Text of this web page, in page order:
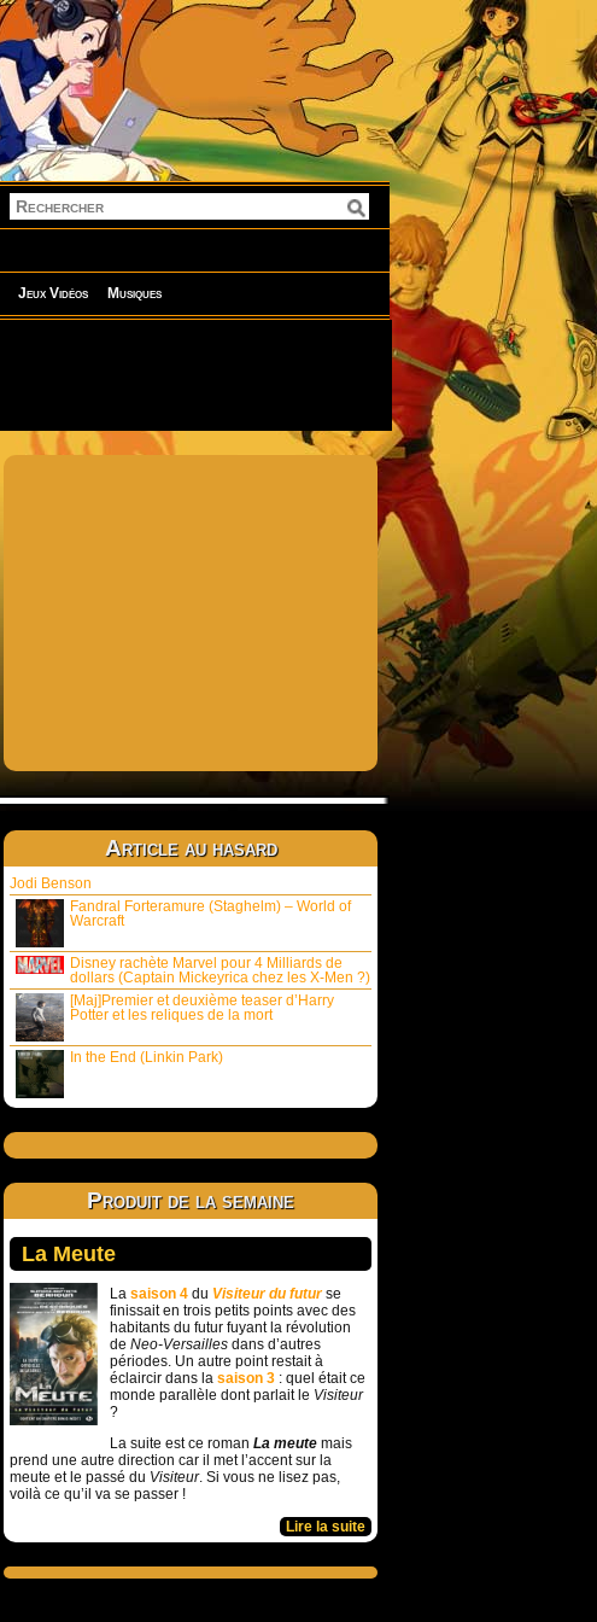
Jeux Vidéos Musiques
Article au hasard
Jodi Benson
Fandral Forteramure (Staghelm) – World of
Warcraft
Disney rachète Marvel pour 4 Milliards de
dollars (Captain Mickeyrica chez les X-Men ?)
[Maj]Premier et deuxième teaser d’Harry
Potter et les reliques de la mort
In the End (Linkin Park)
Produit de la semaine
La Meute
La saison 4 du Visiteur du futurse
finissait en trois petits points avec des
habitants du futur fuyant la révolution
de Neo-Versailles dans d’autres
périodes. Un autre point restait à
éclaircir dans la saison 3 : quel était ce
monde parallèle dont parlait le Visiteur
?
La suite est ce roman La meute mais
prend une autre direction car il met l’accent sur la
meute et le passé du Visiteur. Si vous ne lisez pas,
voilà ce qu’il va se passer !
Lire la suite